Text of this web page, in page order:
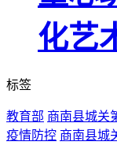
化艺
标签
教育部 商南县城关
疫情防控 商南县城